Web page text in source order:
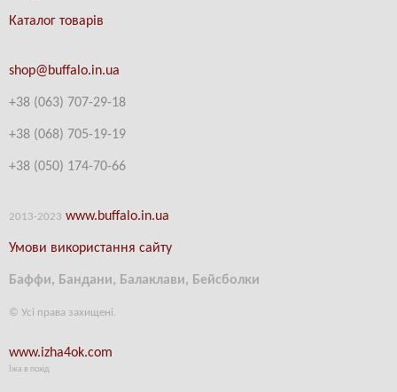
Каталог товарів
shop@buffalo.in.ua
+38 (063) 707-29-18
+38 (068) 705-19-19
+38 (050) 174-70-66
2013-2023 www.buffalo.in.ua
Умови використання сайту
Баффи, Бандани, Балаклави, Бейсболки
© Усі права захищені.
www.izha4ok.com
Їжа в похід